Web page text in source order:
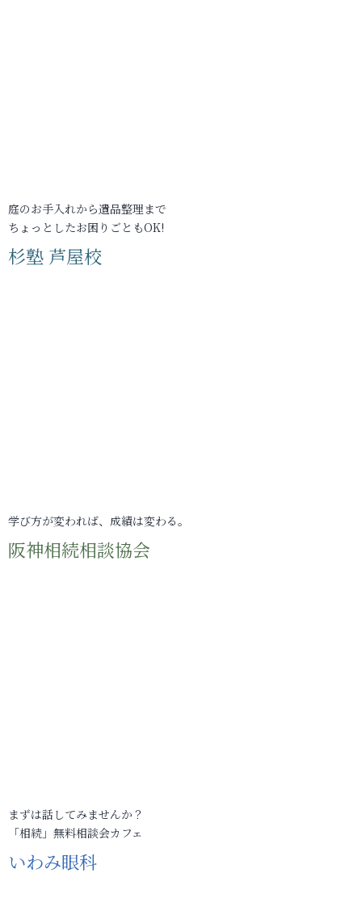
庭のお手入れから遺品整理まで
ちょっとしたお困りごともOK!
杉塾 芦屋校
学び方が変われば、成績は変わる。
阪神相続相談協会
まずは話してみませんか？
「相続」無料相談会カフェ
いわみ眼科